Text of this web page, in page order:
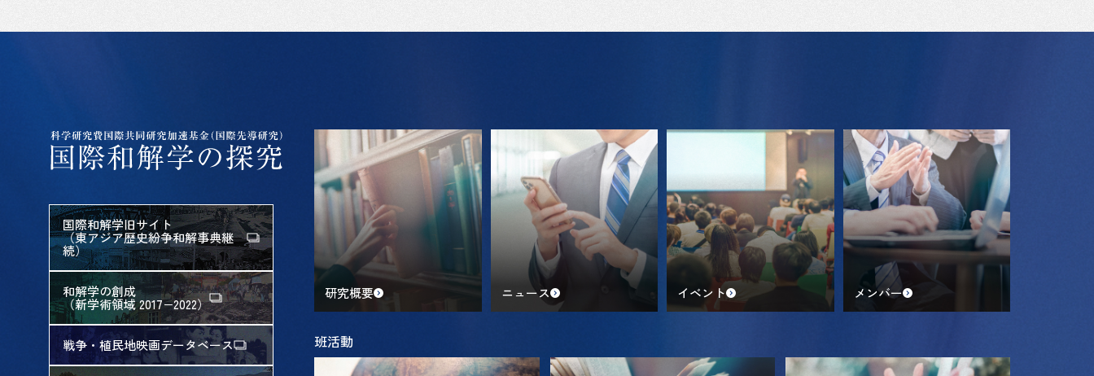
国際和解学旧サイト
（東アジア歴史紛争和解事典継
続）
和解学の創成
（新学術領域 2017−2022）
戦争・植民地映画データベース
研究概要 ニュース イベント メンバー
班活動